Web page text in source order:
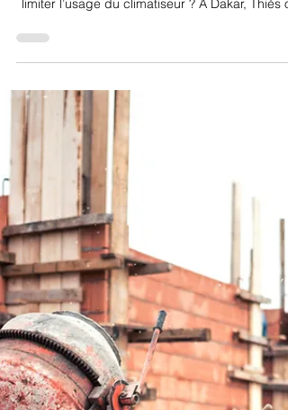
Film solaire pour vitres : une
chaleur au Sénégal ?
Et si une simple pellicule posée sur vos vitres
pouvait soulager vos factures d’électricité et
limiter l’usage du climatiseur ? À Dakar, Thiès
Saint-Louis, où le soleil cogne presque toute
l’année, le film solaire séduit de plus en plus de
foyers et de bureaux. Cette fine couche promet
de bloquer chaleur et UV – sans plonger votre
intérieur dans l’obscurité. Alors, gadget ou
bonne idée ?